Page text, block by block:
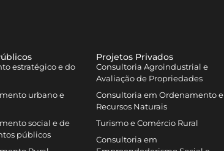
estratégico e do
urbano e
social e de
públicos
Projetos Privados
Consultoria Agroindustrial e
Avaliação de Propriedades
Consultoria em Ordenamento e
Recursos Naturais
Turismo e Comércio Rural
Consultoria em